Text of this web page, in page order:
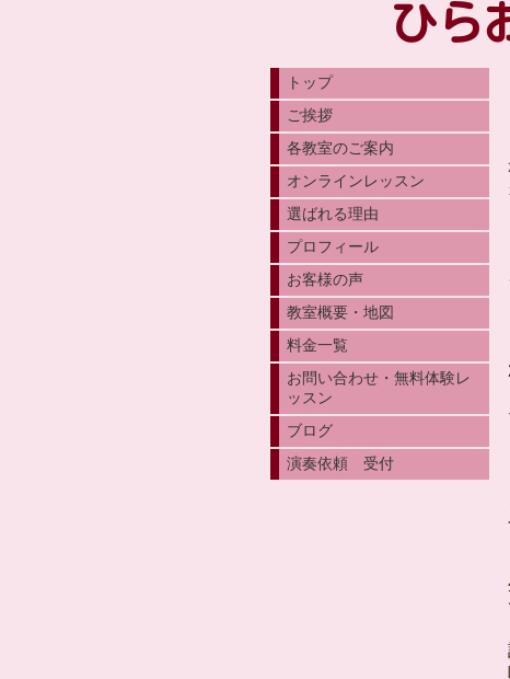
ひら
トップ
ご挨拶
各教室のご案内
オンラインレッスン
選ばれる理由
プロフィール
お客様の声
教室概要・地図
料金一覧
お問い合わせ・無料体験レ
ッスン
ブログ
演奏依頼 受付